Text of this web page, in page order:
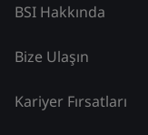
BSI Hakkında
Bize Ulaşın
Kariyer Fırsatları